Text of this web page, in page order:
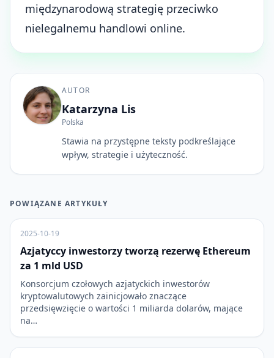
międzynarodową strategię przeciwko
nielegalnemu handlowi online.
AUTOR
Katarzyna Lis
Polska
Stawia na przystępne teksty podkreślające
wpływ, strategie i użyteczność.
POWIĄZANE ARTYKUŁY
2025-10-19
Azjatyccy inwestorzy tworzą rezerwę Ethereum
za 1 mld USD
Konsorcjum czołowych azjatyckich inwestorów
kryptowalutowych zainicjowało znaczące
przedsięwzięcie o wartości 1 miliarda dolarów, mające
na…